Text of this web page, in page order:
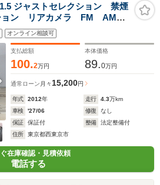
ジャストセレクション 禁煙
ョン リアカメラ FM AM
ナ ETC クルーズコントロ
革ハンドル オートライ
ライト
オンライン相談可
支払総額
100.2万円
本体価格
89.0万円
通常ローン 月々 15,200円
年式 2012年 走行 4.3万km
車検
'27/06 修復
なし
保証
保証付 整備
法定整備付
住所
東京都西東京市
在庫確認・見積依頼
電話する